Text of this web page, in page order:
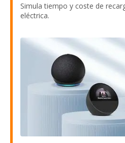
Simula tiempo y coste de
eléctrica.